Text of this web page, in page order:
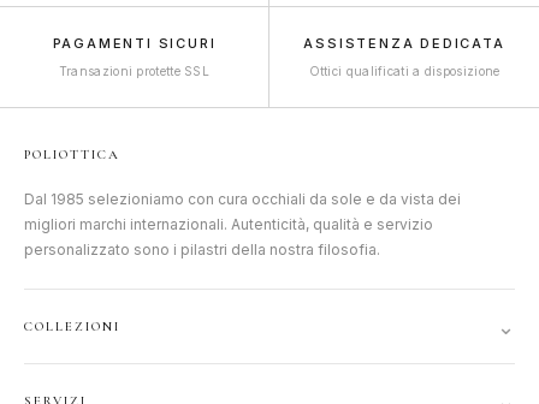
PAGAMENTI SICURI
Transazioni protette SSL
ASSISTENZA DEDICATA
Ottici qualificati a disposizione
POLIOTTICA
Dal 1985 selezioniamo con cura occhiali da sole e da vista dei
migliori marchi internazionali. Autenticità, qualità e servizio
personalizzato sono i pilastri della nostra filosofia.
COLLEZIONI ⌄